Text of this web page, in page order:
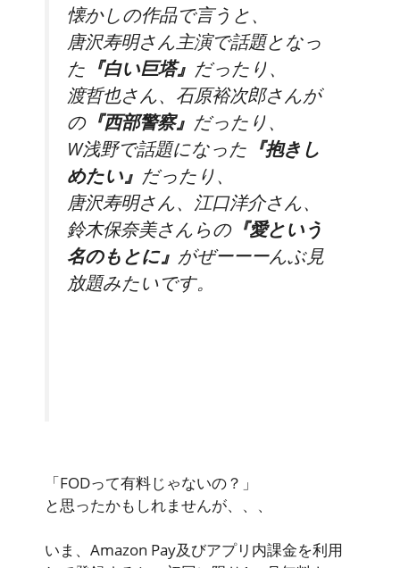
懐かしの作品で言うと、
唐沢寿明さん主演で話題となっ
た 『白い巨塔』 だったり、
渡哲也さん、石原裕次郎さんが
の『西部警察』 だったり、
W浅野で話題になった 『抱きし
めたい』 だったり、
唐沢寿明さん、江口洋介さん、
鈴木保奈美さんらの『愛という
名のもとに』 がぜーーーんぶ見
放題みたいです。
「FODって有料じゃないの？」
と思ったかもしれませんが、、、
いま、 Amazon Pay及びアプリ内課金を利用